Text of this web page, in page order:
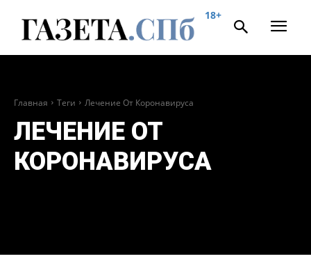
18+
Главная Теги Лечение От Коронавируса
ЛЕЧЕНИЕ ОТ
КОРОНАВИРУСА